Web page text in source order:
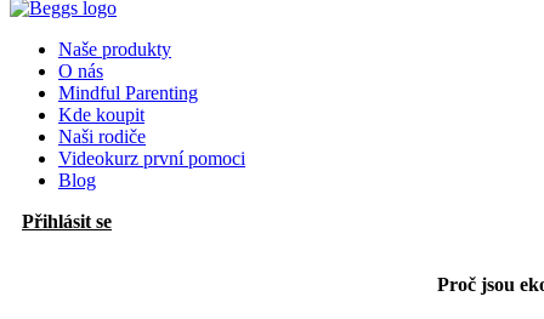
Naše produkty
O nás
Mindful Parenting
Kde koupit
Naši rodiče
Videokurz první pomoci
Blog
Přihlásit se
Proč jsou